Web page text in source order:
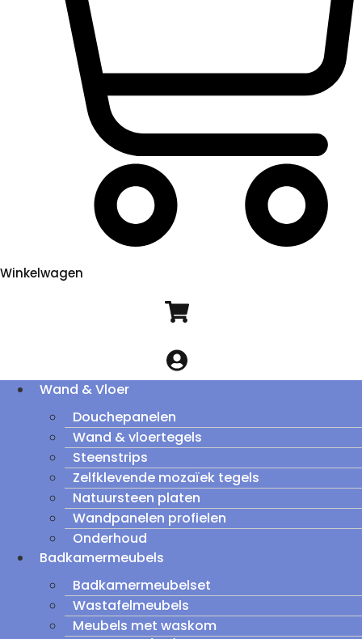
Winkelwagen
Wand & Vloer
Douchepanelen
Wand & vloertegels
Steenstrips
Zelfklevende mozaïek tegels
Natuursteen platen
Wandpanelen profielen
Onderhoud
Badkamermeubels
Badkamermeubelset
Wastafelmeubels
Meubels met waskom